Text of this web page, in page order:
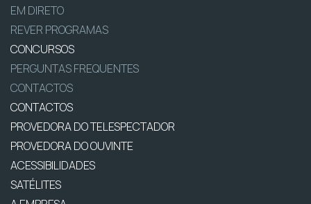
EM DIRETO
REVER PROGRAMAS
CONCURSOS
PERGUNTAS FREQUENTES
CONTACTOS
CONTACTOS
PROVEDORA DO TELESPECTADOR
PROVEDORA DO OUVINTE
ACESSIBILIDADES
SATÉLITES